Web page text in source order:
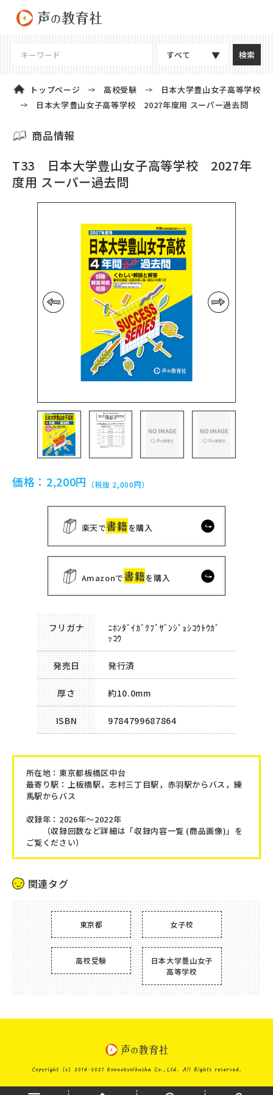
すべて
トップページ 高校受験
日本大学豊山女子高等学校
日本大学豊山女子高等学校 2027年度用 スーパー過去問
商品情報
T33 日本大学豊山女子高等学校 2027年
度用 スーパー過去問
前の画像 次の画像
価格： 2,200円 （税抜 2,000円）
楽天で書籍を購入
Amazonで書籍を購入
フリガナ
ﾆﾎﾝﾀﾞｲｶﾞｸﾌﾞｻﾞﾝｼﾞｮｼｺｳﾄｳｶﾞ
ｯｺｳ
発売日 発行済
厚さ 約10.0mm
ISBN 9784799687864
所在地：東京都板橋区中台
最寄り駅：上板橋駅，志村三丁目駅，赤羽駅からバス，練
馬駅からバス
収録年：2026年～2022年
（収録回数など詳細は「収録内容一覧 (商品画像)」を
ご覧ください）
関連タグ
東京都 女子校
高校受験
日本大学豊山女子
高等学校